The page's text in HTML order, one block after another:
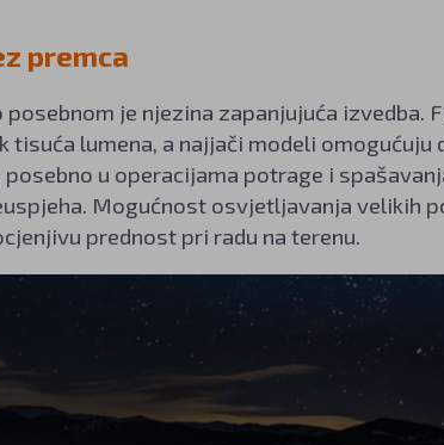
premca
je njezina zapanjujuća izvedba.
tisuća lumena, a najjači modeli
posebno u operacijama potrage i
Mogućnost osvjetljavanja velikih
prednost pri radu na terenu.